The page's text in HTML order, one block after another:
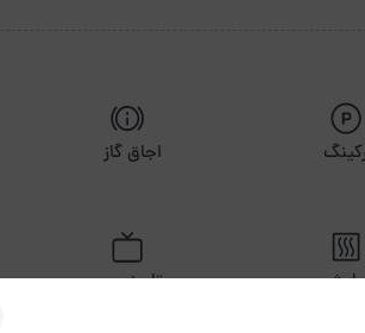
اجاق گاز
تلویزیون